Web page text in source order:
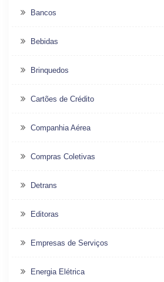
Bancos
Bebidas
Brinquedos
Cartões de Crédito
Companhia Aérea
Compras Coletivas
Detrans
Editoras
Empresas de Serviços
Energia Elétrica